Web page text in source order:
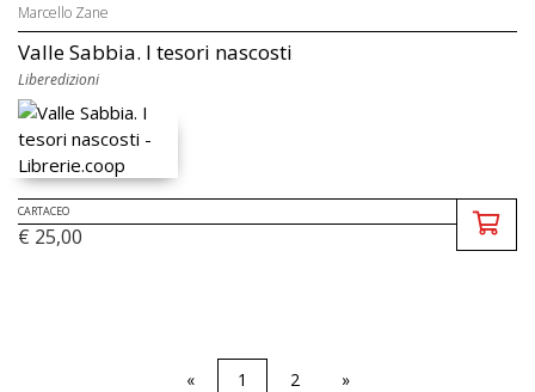
Marcello Zane
Valle Sabbia. I tesori nascosti
Liberedizioni
CARTACEO
€ 25,00
« 1 2 »